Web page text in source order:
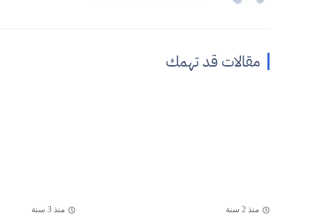
مقالات قد تهمك
منذ 2 سنة منذ 3 سنة